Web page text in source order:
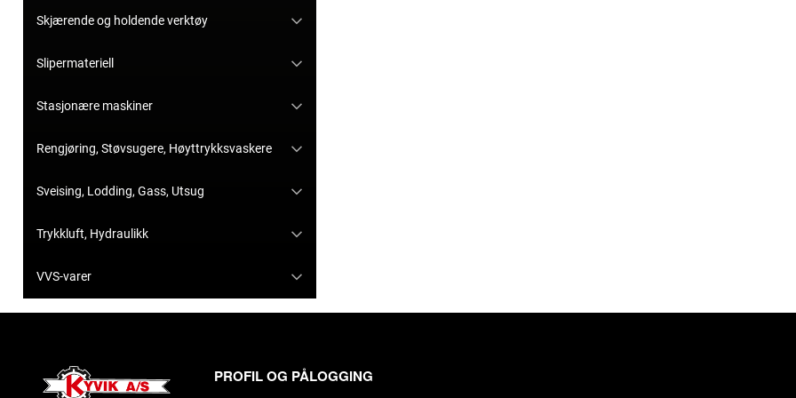
Skjærende og holdende verktøy
Slipermateriell
Stasjonære maskiner
Rengjøring, Støvsugere, Høyttrykksvaskere
Sveising, Lodding, Gass, Utsug
Trykkluft, Hydraulikk
VVS-varer
PROFIL OG PÅLOGGING